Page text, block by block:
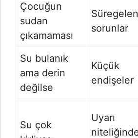
Çocuğun
sudan
çıkamaması
Süregelen
sorunlar
Su bulanık
ama derin
değilse
Küçük
endişeler
Su çok
Uyarı